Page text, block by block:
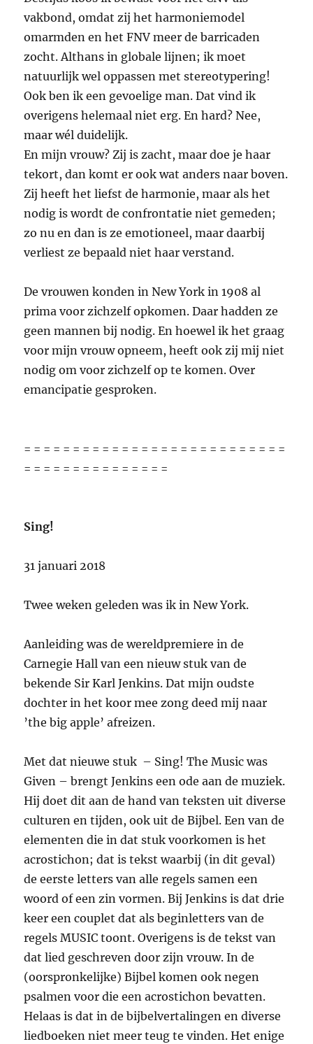
vakbond, omdat zij het harmoniemodel
omarmden en het FNV meer de barricaden
zocht. Althans in globale lijnen; ik moet
natuurlijk wel oppassen met stereotypering!
Ook ben ik een gevoelige man. Dat vind ik
overigens helemaal niet erg. En hard? Nee,
maar wél duidelijk.
En mijn vrouw? Zij is zacht, maar doe je haar
tekort, dan komt er ook wat anders naar boven.
Zij heeft het liefst de harmonie, maar als het
nodig is wordt de confrontatie niet gemeden;
zo nu en dan is ze emotioneel, maar daarbij
verliest ze bepaald niet haar verstand.
De vrouwen konden in New York in 1908 al
prima voor zichzelf opkomen. Daar hadden ze
geen mannen bij nodig. En hoewel ik het graag
voor mijn vrouw opneem, heeft ook zij mij niet
nodig om voor zichzelf op te komen. Over
emancipatie gesproken.
= = = = = = = = = = = = = = = = = = = = = = = = = = =
= = = = = = = = = = = = = = =
Sing!
31 januari 2018
Twee weken geleden was ik in New York.
Aanleiding was de wereldpremiere in de
Carnegie Hall van een nieuw stuk van de
bekende Sir Karl Jenkins. Dat mijn oudste
dochter in het koor mee zong deed mij naar
’the big apple’ afreizen.
Met dat nieuwe stuk – Sing! The Music was
Given – brengt Jenkins een ode aan de muziek.
Hij doet dit aan de hand van teksten uit diverse
culturen en tijden, ook uit de Bijbel. Een van de
elementen die in dat stuk voorkomen is het
acrostichon; dat is tekst waarbij (in dit geval)
de eerste letters van alle regels samen een
woord of een zin vormen. Bij Jenkins is dat drie
keer een couplet dat als beginletters van de
regels MUSIC toont. Overigens is de tekst van
dat lied geschreven door zijn vrouw. In de
(oorspronkelijke) Bijbel komen ook negen
psalmen voor die een acrostichon bevatten.
Helaas is dat in de bijbelvertalingen en diverse
liedboeken niet meer teug te vinden. Het enige